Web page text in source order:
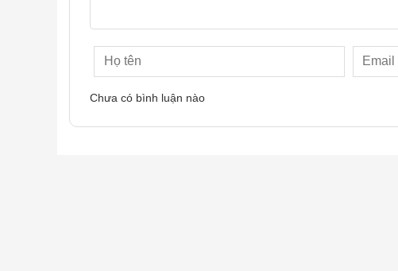
Chưa có bình luận nào